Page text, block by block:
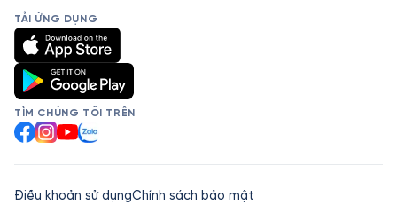
TẢI ỨNG DỤNG
TÌM CHÚNG TÔI TRÊN
Facebook
Instagram
YouTube
Zalo
Điều khoản sử dụngChính sách bảo mật